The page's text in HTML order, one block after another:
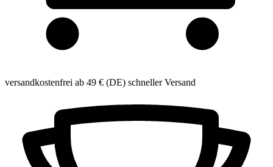
versandkostenfrei ab 49 € (DE) schneller Versand